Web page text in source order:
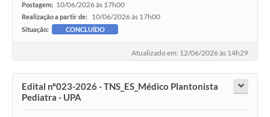
Postagem: 10/06/2026 às 17h00
Realização a partir de: 10/06/2026 às 17h00
Situação: CONCLUÍDO
Atualizado em: 12/06/2026 às 14h29
Edital nº023-2026 - TNS_ES_Médico Plantonista
Pediatra - UPA